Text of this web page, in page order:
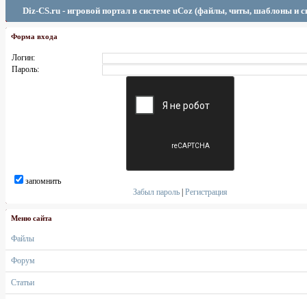
Diz-CS.ru - игровой портал в системе uCoz (файлы, читы, шаблоны и
Форма входа
Логин:
Пароль:
запомнить
Забыл пароль |Регистрация
Меню сайта
Файлы
Форум
Статьи